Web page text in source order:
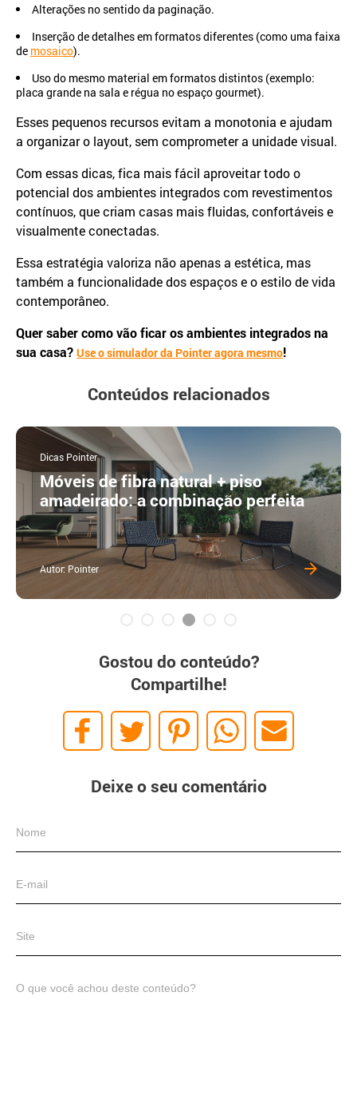
Alterações no sentido da paginação.
Inserção de detalhes em formatos diferentes (como uma faixa
de mosaico).
Uso do mesmo material em formatos distintos (exemplo:
placa grande na sala e régua no espaço gourmet).
Esses pequenos recursos evitam a monotonia e ajudam
a organizar o layout, sem comprometer a unidade visual.
Com essas dicas, fica mais fácil aproveitar todo o
potencial dos ambientes integrados com revestimentos
contínuos, que criam casas mais fluidas, confortáveis e
visualmente conectadas.
Essa estratégia valoriza não apenas a estética, mas
também a funcionalidade dos espaços e o estilo de vida
contemporâneo.
Quer saber como vão ficar os ambientes integrados na
sua casa? Use o simulador da Pointer agora mesmo!
Conteúdos relacionados
Dicas Pointer
Cerâmica branca: 8 opções
para a sua casa
Autor: Pointer
Gostou do conteúdo?
Compartilhe!
Deixe o seu comentário